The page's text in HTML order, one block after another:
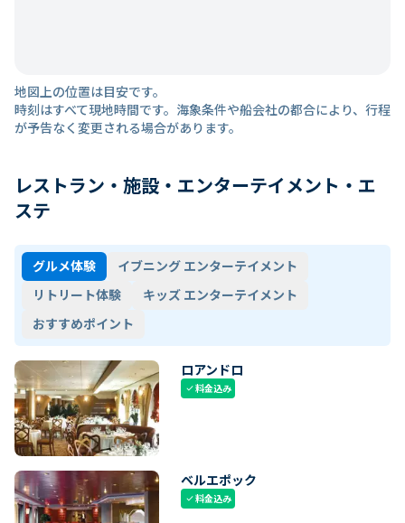
地図上の位置は目安です。
時刻はすべて現地時間です。海象条件や船会社の都合により、行程
が予告なく変更される場合があります。
レストラン・施設・エンターテイメント・エ
ステ
グルメ体験
イブニング エンターテイメント
リトリート体験
キッズ エンターテイメント
おすすめポイント
ロアンドロ
check料金込み
ベルエポック
check料金込み